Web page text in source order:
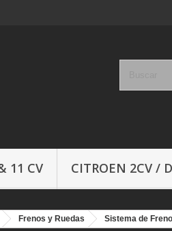
11 CV CITROEN 2CV /
Frenos y Ruedas Sistema de Freno